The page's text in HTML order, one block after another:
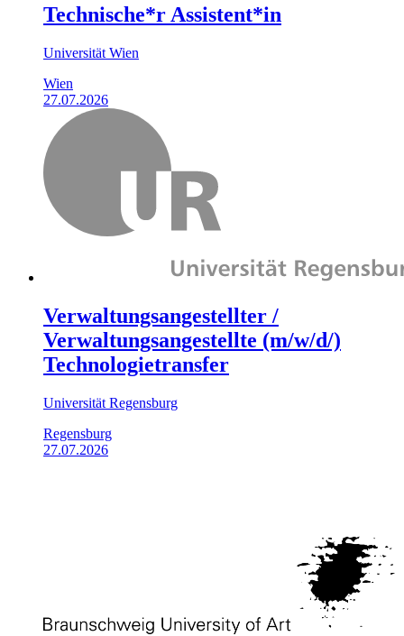
Technische*r Assistent*in
Universität Wien
Wien
27.07.2026
Verwaltungsangestellter /
Verwaltungsangestellte (m/w/d/)
Technologietransfer
Universität Regensburg
Regensburg
27.07.2026